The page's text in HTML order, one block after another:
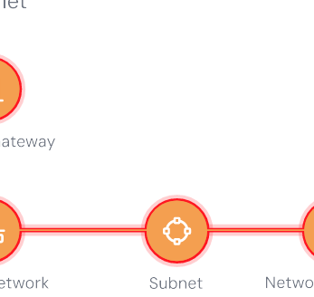
2025
buckets, the Snapshot quantifies today’s